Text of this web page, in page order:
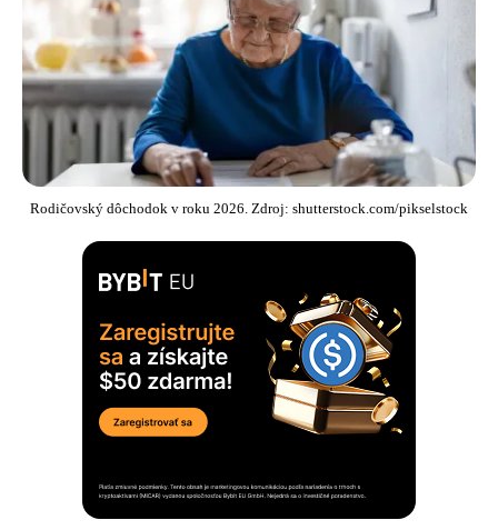
Rodičovský dôchodok v roku 2026. Zdroj: shutterstock.com/pikselstock